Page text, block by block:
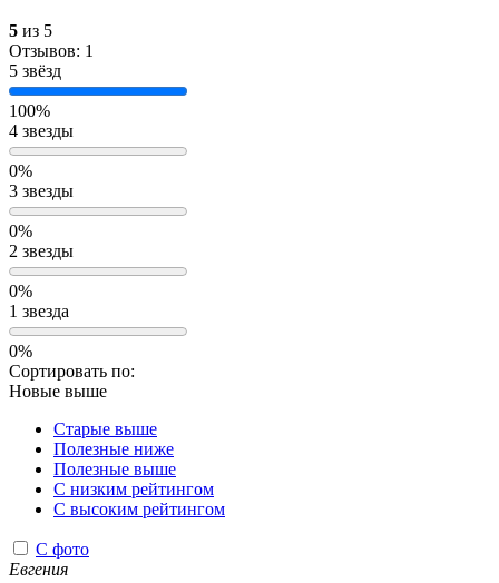
5 из 5
Отзывов: 1
5 звёзд
100%
4 звезды
0%
3 звезды
0%
2 звезды
0%
1 звезда
0%
Сортировать по:
Новые выше
Старые выше
Полезные ниже
Полезные выше
С низким рейтингом
C высоким рейтингом
С фото
Евгения